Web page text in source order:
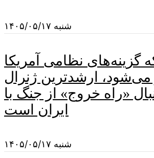
شنبه ۱۴۰۵/۰۵/۱۷
گزینه‌های نظامی آمریکا
می‌شود، ارشدترین ژنرال
«راه خروج» از جنگ با
ایران است
شنبه ۱۴۰۵/۰۵/۱۷